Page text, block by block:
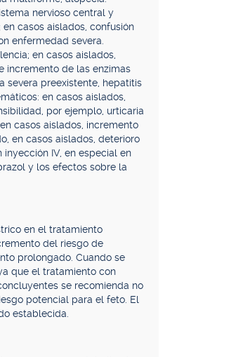
nervioso central y
casos aislados, confusión
enfermedad severa.
en casos aislados,
incremento de las enzimas
severa preexistente, hepatitis
en casos aislados,
por ejemplo, urticaria
casos aislados, incremento
en casos aislados, deterioro
IV, en especial en
y los efectos sobre la
en el tratamiento
del riesgo de
prolongado. Cuando se
que el tratamiento con
se recomienda no
potencial para el feto. El
establecida.